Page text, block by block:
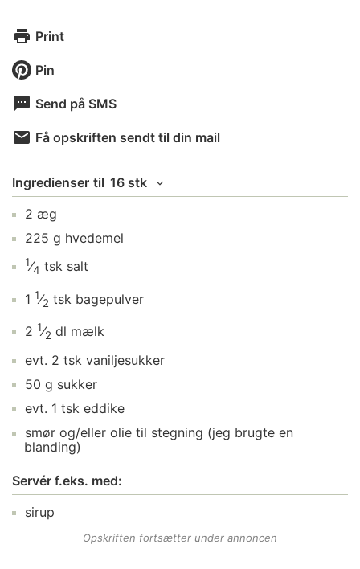
Print
Pin
Send på SMS
Få opskriften sendt til din mail
Ingredienser til 16 stk
2 æg
225 g hvedemel
1⁄4 tsk salt
1 1⁄2 tsk bagepulver
2 1⁄2 dl mælk
evt. 2 tsk vaniljesukker
50 g sukker
evt. 1 tsk eddike
smør og/eller olie til stegning (jeg brugte en
blanding)
Servér f.eks. med:
sirup
Opskriften fortsætter under annoncen